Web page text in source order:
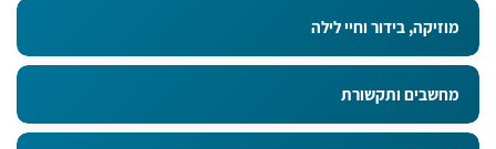
מוזיקה, בידור וחיי לילה
מחשבים ותקשורת